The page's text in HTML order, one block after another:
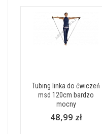
Tubing linka do ćwiczeń
msd 120cm bardzo
mocny
48,99 zł